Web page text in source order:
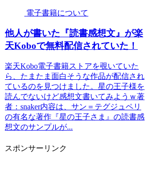
電子書籍について
他人が書いた『読書感想文』が楽
天Koboで無料配信されていた！
楽天Kobo電子書籍ストアを覗いていた
ら、たまたま面白そうな作品が配信され
ているのを見つけました。星の王子様を
読んでないけど感想文書いてみようｗ著
者：snaker内容は、サン＝テグジュペリ
の有名な著作『星の王子さま』の読書感
想文のサンプルが...
スポンサーリンク